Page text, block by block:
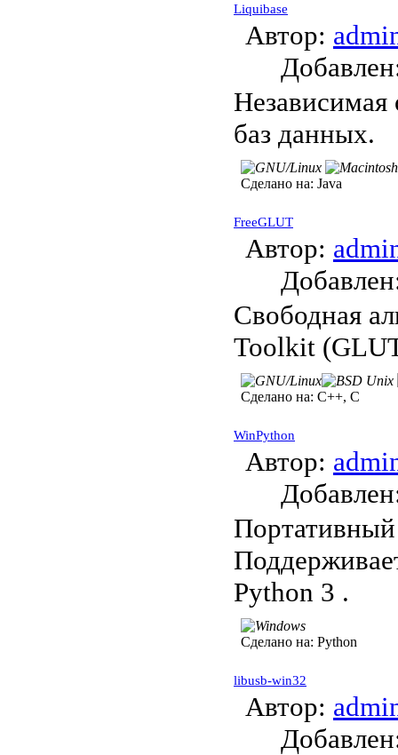
Liquibase
Автор:
Независимая
баз данных.
Сделано на: Java
FreeGLUT
Автор:
Свободная
Toolkit
Сделано на: C++, C
WinPython
Автор:
Python 3 .
Сделано на: Python
libusb-win32
Автор: